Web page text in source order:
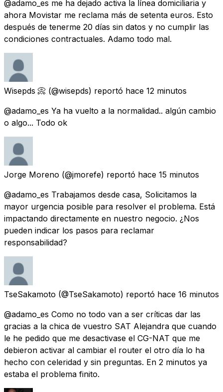
@adamo_es me ha dejado activa la línea domiciliaria y
ahora Movistar me reclama más de setenta euros. Esto
después de tenerme 20 días sin datos y no cumplir las
condiciones contractuales. Adamo todo mal.
Wisepds 📀 (@wisepds) reportó hace 12 minutos
@adamo_es Ya ha vuelto a la normalidad.. algún cambio
o algo... Todo ok
Jorge Moreno (@jmorefe) reportó hace 15 minutos
@adamo_es Trabajamos desde casa, Solicitamos la
mayor urgencia posible para resolver el problema. Está
impactando directamente en nuestro negocio. ¿Nos
pueden indicar los pasos para reclamar
responsabilidad?
TseSakamoto (@TseSakamoto) reportó hace 16 minutos
@adamo_es Como no todo van a ser críticas dar las
gracias a la chica de vuestro SAT Alejandra que cuando
le he pedido que me desactivase el CG-NAT que me
debieron activar al cambiar el router el otro día lo ha
hecho con celeridad y sin preguntas. En 2 minutos ya
estaba el problema finito.